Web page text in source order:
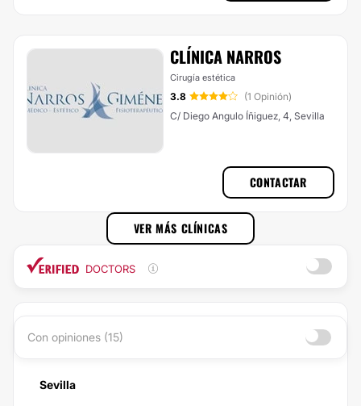
CLÍNICA NARROS
Cirugía estética
3.8
(1 Opinión)
C/ Diego Angulo Íñiguez, 4, Sevilla
CONTACTAR
VER MÁS CLÍNICAS
DOCTORS
Con opiniones (15)
Sevilla